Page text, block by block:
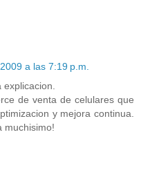
a las 7:19 p.m.
de venta de celulares que
y mejora continua.
muchisimo!